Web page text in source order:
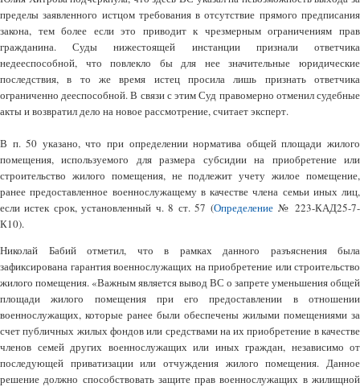
пределы заявленного истцом требования в отсутствие прямого предписания
закона, тем более если это приводит к чрезмерным ограничениям прав
гражданина. Суды нижестоящей инстанции признали ответчика
недееспособной, что повлекло бы для нее значительные юридические
последствия, в то же время истец просила лишь признать ответчика
ограниченно дееспособной. В связи с этим Суд правомерно отменил судебные
акты и возвратил дело на новое рассмотрение, считает эксперт.
В п. 50 указано, что при определении норматива общей площади жилого
помещения, используемого для размера субсидии на приобретение или
строительство жилого помещения, не подлежит учету жилое помещение,
ранее предоставленное военнослужащему в качестве члена семьи иных лиц,
если истек срок, установленный ч. 8 ст. 57 (Определение№ 223-КАД25-7-
К10).
Николай Бабий отметил, что в рамках данного разъяснения была
зафиксирована гарантия военнослужащих на приобретение или строительство
жилого помещения. «Важным является вывод ВС о запрете уменьшения общей
площади жилого помещения при его предоставлении в отношении
военнослужащих, которые ранее были обеспечены жилыми помещениями за
счет публичных жилых фондов или средствами на их приобретение в качестве
членов семей других военнослужащих или иных граждан, независимо от
последующей приватизации или отчуждения жилого помещения. Данное
решение должно способствовать защите прав военнослужащих в жилищной